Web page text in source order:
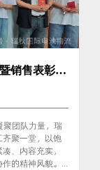
销售表彰会
聚团队力量，瑞
聚一堂，以饱
、内容充实，
的精神风貌。...